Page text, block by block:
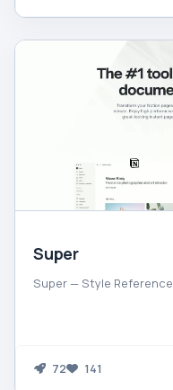
Super
Super — Style Reference
72 141